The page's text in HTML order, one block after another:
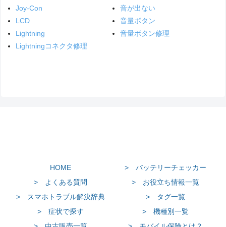
Joy-Con
LCD
Lightning
Lightningコネクタ修理
音が出ない
音量ボタン
音量ボタン修理
HOME
> バッテリーチェッカー
> よくある質問
> お役立ち情報一覧
> スマホトラブル解決辞典
> タグ一覧
> 症状で探す
> 機種別一覧